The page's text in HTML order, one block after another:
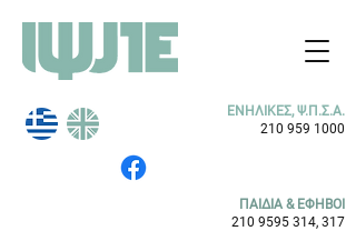
ΕΝΗΛΙΚΕΣ, Ψ.Π.Σ.Α.
210 959 1000
ΠΑΙΔΙΑ & ΕΦΗΒΟΙ
210 9595 314, 317